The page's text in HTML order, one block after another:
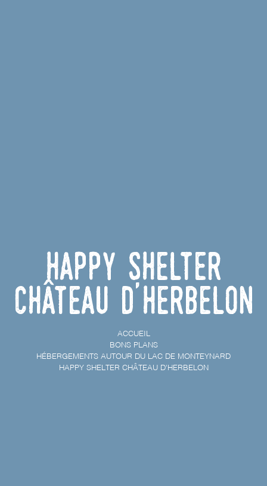
Happy Shelter
Château d'Herbelon
ACCUEIL
BONS PLANS
HÉBERGEMENTS AUTOUR DU LAC DE MONTEYNARD
HAPPY SHELTER CHÂTEAU D'HERBELON